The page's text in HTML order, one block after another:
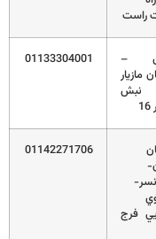
–
مازیار
01133304001
فرج
01142271706